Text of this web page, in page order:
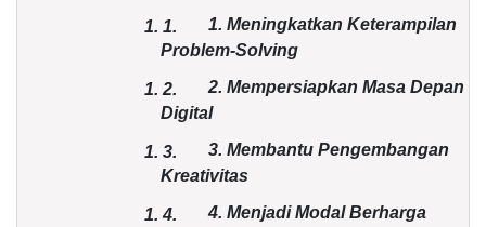
1. 1.
1. Meningkatkan Keterampilan
Problem-Solving
1. 2.
2. Mempersiapkan Masa Depan
Digital
1. 3.
3. Membantu Pengembangan
Kreativitas
1.4.
4. Menjadi Modal Berharga